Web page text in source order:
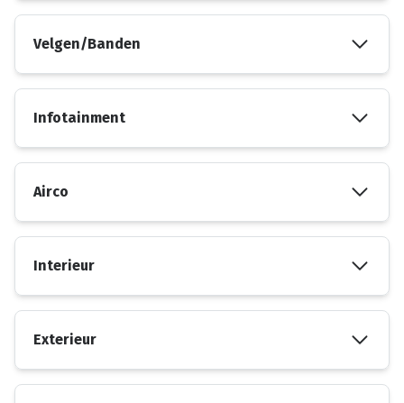
Velgen/Banden
Infotainment
Airco
Interieur
Exterieur